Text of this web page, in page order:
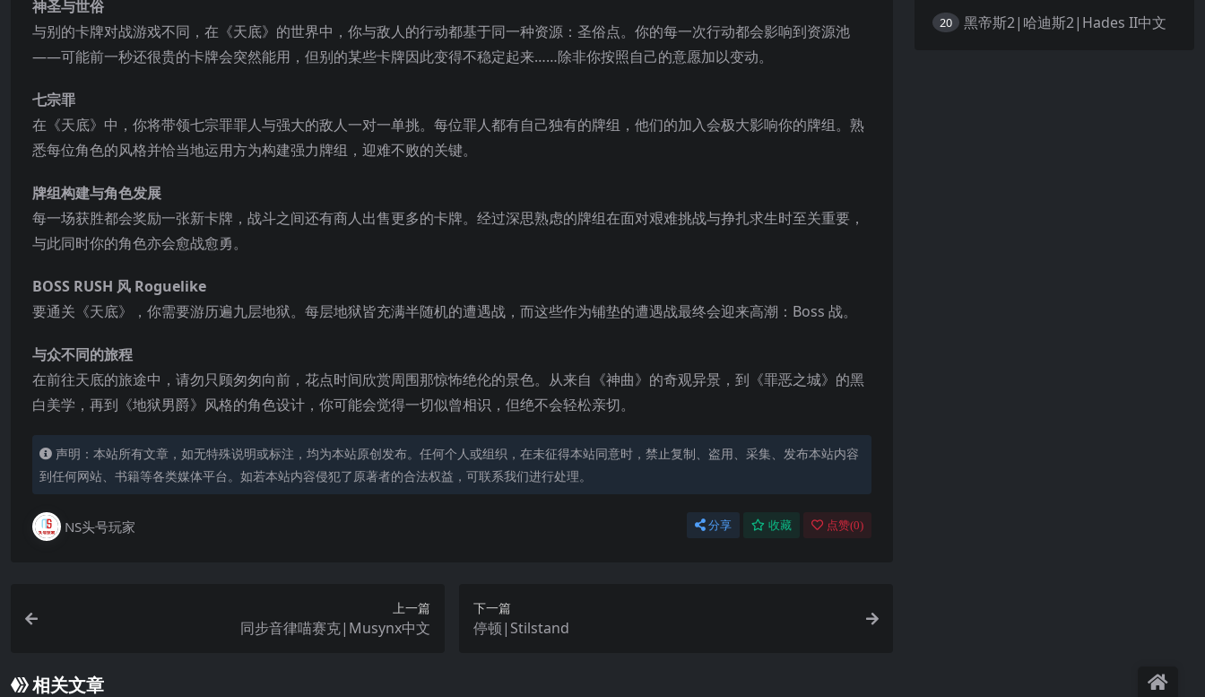
神圣与世俗
与别的卡牌对战游戏不同，在《天底》的世界中，你与敌人的行动都基于同一种资源：圣俗点。你的每一次行动都会影响到资源池
——可能前一秒还很贵的卡牌会突然能用，但别的某些卡牌因此变得不稳定起来……除非你按照自己的意愿加以变动。
七宗罪
在《天底》中，你将带领七宗罪罪人与强大的敌人一对一单挑。每位罪人都有自己独有的牌组，他们的加入会极大影响你的牌组。熟
悉每位角色的风格并恰当地运用方为构建强力牌组，迎难不败的关键。
牌组构建与角色发展
每一场获胜都会奖励一张新卡牌，战斗之间还有商人出售更多的卡牌。经过深思熟虑的牌组在面对艰难挑战与挣扎求生时至关重要，
与此同时你的角色亦会愈战愈勇。
BOSS RUSH 风 Roguelike
要通关《天底》，你需要游历遍九层地狱。每层地狱皆充满半随机的遭遇战，而这些作为铺垫的遭遇战最终会迎来高潮：Boss 战。
与众不同的旅程
在前往天底的旅途中，请勿只顾匆匆向前，花点时间欣赏周围那惊怖绝伦的景色。从来自《神曲》的奇观异景，到《罪恶之城》的黑
白美学，再到《地狱男爵》风格的角色设计，你可能会觉得一切似曾相识，但绝不会轻松亲切。
声明：本站所有文章，如无特殊说明或标注，均为本站原创发布。任何个人或组织，在未征得本站同意时，禁止复制、盗用、采集、发布本站内容
到任何网站、书籍等各类媒体平台。如若本站内容侵犯了原著者的合法权益，可联系我们进行处理。
NS头号玩家 分享 收藏 点赞(0)
上一篇
同步音律喵赛克|Musynx中文
下一篇
停顿|Stilstand
相关文章
20 黑帝斯2|哈迪斯2|Hades II中文